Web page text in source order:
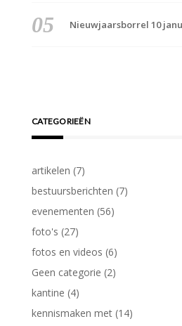
Nieuwjaarsborrel 10
CATEGORIEËN
artikelen (7)
bestuursberichten (7)
evenementen (56)
foto's (27)
fotos en videos (6)
Geen categorie (2)
kantine (4)
kennismaken met (14)